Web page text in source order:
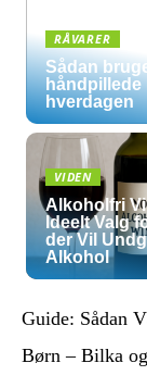
RÅVARER
Sådan
håndpillede
hverdagen
VIDEN
Alkoholfri
Ideelt Valg
der Vil
Alkohol
Guide: Sådan
Børn – Bilka